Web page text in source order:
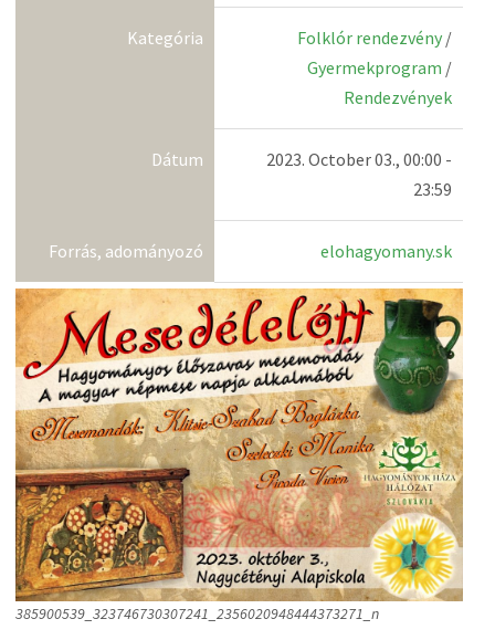
Kategória Folklór rendezvény /
Gyermekprogram /
Rendezvények
Dátum
2023. October 03., 00:00 -
23:59
Forrás, adományozó elohagyomany.sk
385900539_323746730307241_2356020948444373271_n